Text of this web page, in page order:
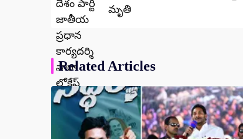
మృతి
Related Articles